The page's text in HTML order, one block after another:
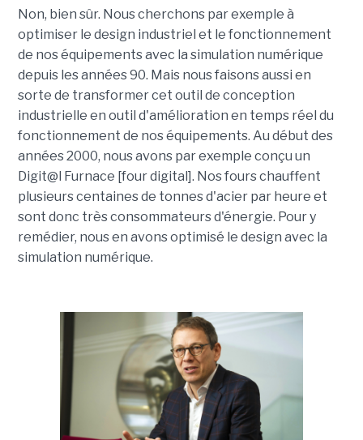
Non, bien sûr. Nous cherchons par exemple à
optimiser le design industriel et le fonctionnement
de nos équipements avec la simulation numérique
depuis les années 90. Mais nous faisons aussi en
sorte de transformer cet outil de conception
industrielle en outil d'amélioration en temps réel du
fonctionnement de nos équipements. Au début des
années 2000, nous avons par exemple conçu un
Digit@l Furnace [four digital]. Nos fours chauffent
plusieurs centaines de tonnes d'acier par heure et
sont donc très consommateurs d'énergie. Pour y
remédier, nous en avons optimisé le design avec la
simulation numérique.